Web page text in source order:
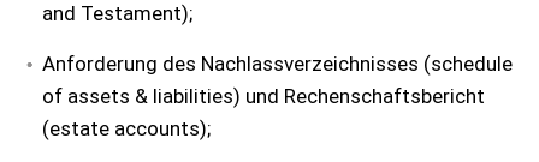
and Testament);
Anforderung des Nachlassverzeichnisses (schedule
of assets & liabilities) und Rechenschaftsbericht
(estate accounts);